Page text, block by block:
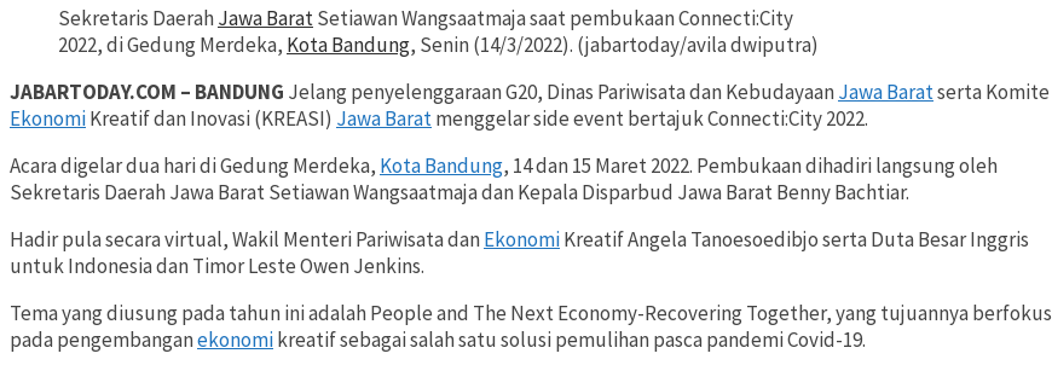
Sekretaris DaerahJawa BaratSetiawan Wangsaatmaja saat pembukaan Connecti:City
2022, di Gedung Merdeka, Kota Bandung, Senin (14/3/2022). (jabartoday/avila dwiputra)
JABARTODAY.COM – BANDUNG Jelang penyelenggaraan G20, Dinas Pariwisata dan KebudayaanJawa Baratserta Komite
EkonomiKreatif dan Inovasi (KREASI) Jawa Baratmenggelar side event bertajuk Connecti:City 2022.
Acara digelar dua hari di Gedung Merdeka, Kota Bandung, 14 dan 15 Maret 2022. Pembukaan dihadiri langsung oleh
Sekretaris Daerah Jawa Barat Setiawan Wangsaatmaja dan Kepala Disparbud Jawa Barat Benny Bachtiar.
Hadir pula secara virtual, Wakil Menteri Pariwisata danEkonomiKreatif Angela Tanoesoedibjo serta Duta Besar Inggris
untuk Indonesia dan Timor Leste Owen Jenkins.
Tema yang diusung pada tahun ini adalah People and The Next Economy-Recovering Together, yang tujuannya berfokus
pada pengembanganekonomikreatif sebagai salah satu solusi pemulihan pasca pandemi Covid-19.